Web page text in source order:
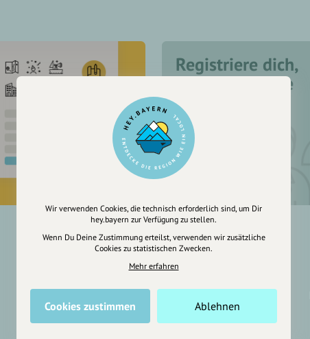
Registriere dich,
um dir Einträge
zu merken
Wir verwenden Cookies, die technisch erforderlich sind, um Dir
hey.bayern zur Verfügung zu stellen.
Wenn Du Deine Zustimmung erteilst, verwenden wir zusätzliche
Cookies zu statistischen Zwecken.
Mehr erfahren
Cookies zustimmen Ablehnen